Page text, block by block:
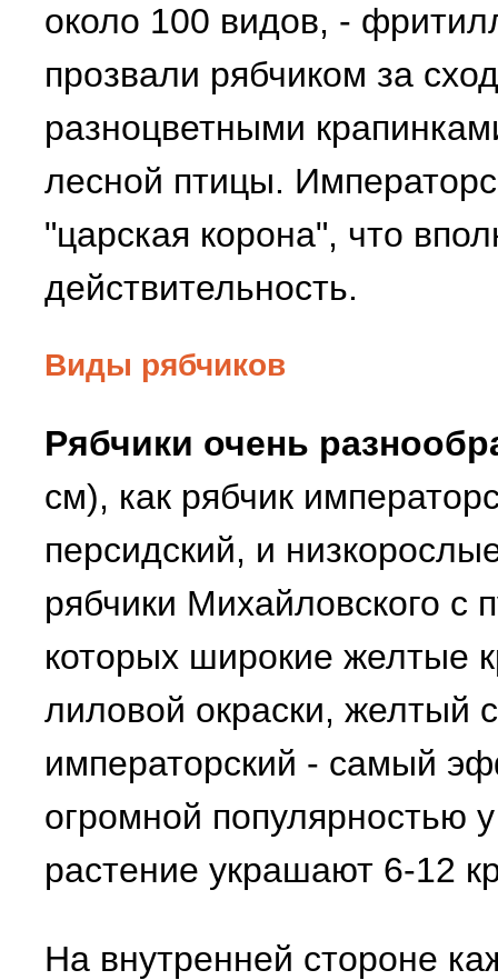
около 100 видов, -
прозвали рябчиком за
разноцветными
лесной птицы.
"царская корона", что
действительность.
Виды рябчиков
Рябчики очень
см), как рябчик
персидский, и
рябчики Михайловского с
которых широкие желтые
лиловой окраски, желтый
императорский - самый
огромной популярностью
растение украшают 6-12
На внутренней стороне